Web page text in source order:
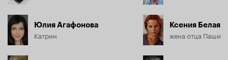
Юлия Агафонова
Катрин
Ксения Белая
жена отца Паши